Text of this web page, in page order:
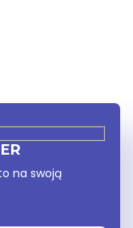
na swoją